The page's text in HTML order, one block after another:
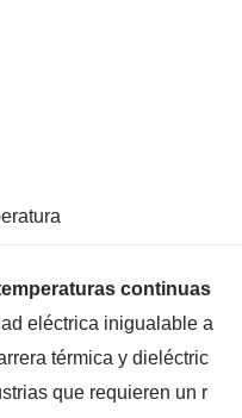
continuas
eléctrica inigualable a
térmica y dieléctric
que requieren un r